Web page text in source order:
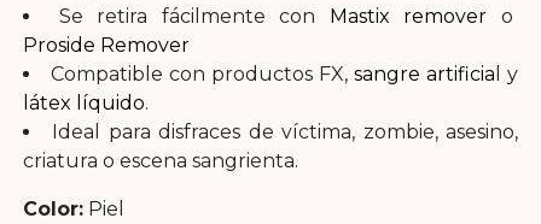
Se retira fácilmente con Mastix remover o
Proside Remover
Compatible con productos FX,sangre artificia l y
látex líquido.
Ideal para disfraces de víctima, zombie, asesino,
criatura o escena sangrienta.
Color:Piel